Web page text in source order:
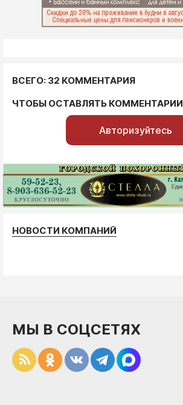
ВСЕГО: 32 КОММЕНТАРИЯ
ЧТОБЫ ОСТАВЛЯТЬ КОММЕНТАРИИ
Авторизуйтесь
НОВОСТИ КОМПАНИЙ
МЫ В СОЦСЕТЯХ